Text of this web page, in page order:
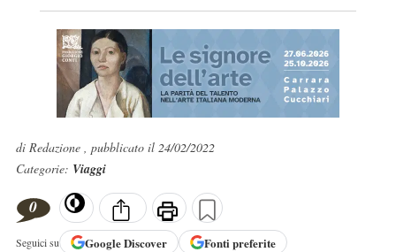
di Redazione , pubblicato il 24/02/2022
Categorie: Viaggi
0
Seguici su GoogleDiscover Fonti preferite